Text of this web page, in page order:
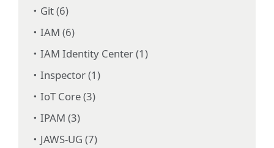
Git (6)
IAM (6)
IAM Identity Center (1)
Inspector (1)
IoT Core (3)
IPAM (3)
JAWS-UG (7)